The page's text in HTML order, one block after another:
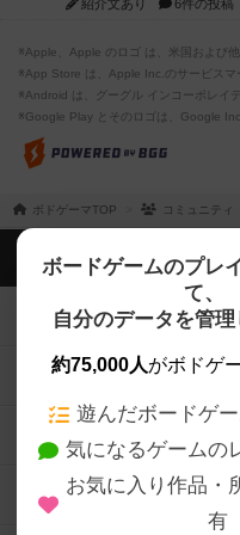
紹介文あり 6件の投稿
※Apple、Apple のロゴ は、米国および
※App Store は、Apple Inc.のサービスマ
※Android は、グーグル インコーポレイ
※Google Play とそのロゴは、Google
ボドゲーマTOP コミュニティ
ボードゲームのプレ
て、
自分のデータを管理
約75,000人がボドゲ
遊んだボードゲ
気になるゲームの
お気に入り作品・
有
ボドゲーマTOP
ボードゲームを検索す
ボードゲームの新着
ボードゲーム会情報
メカニクス特集